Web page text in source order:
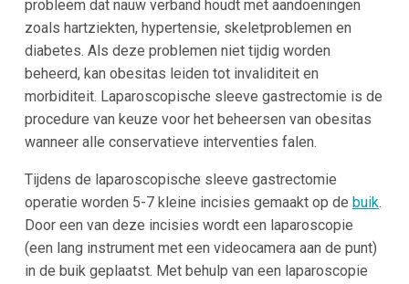
probleem dat nauw verband houdt met aandoeningen
zoals hartziekten, hypertensie, skeletproblemen en
diabetes. Als deze problemen niet tijdig worden
beheerd, kan obesitas leiden tot invaliditeit en
morbiditeit. Laparoscopische sleeve gastrectomie is de
procedure van keuze voor het beheersen van obesitas
wanneer alle conservatieve interventies falen.
Tijdens de laparoscopische sleeve gastrectomie
operatie worden 5-7 kleine incisies gemaakt op de buik.
Door een van deze incisies wordt een laparoscopie
(een lang instrument met een videocamera aan de punt)
in de buik geplaatst. Met behulp van een laparoscopie